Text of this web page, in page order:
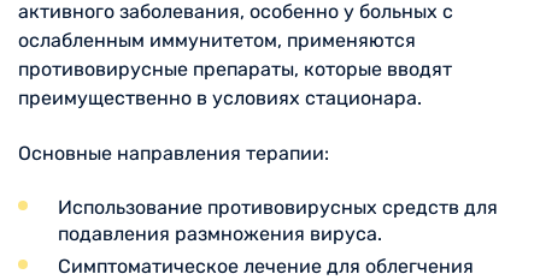
активного заболевания, особенно у больных с
ослабленным иммунитетом, применяются
противовирусные препараты, которые вводят
преимущественно в условиях стационара.
Основные направления терапии:
Использование противовирусных средств для
подавления размножения вируса.
Симптоматическое лечение для облегчения